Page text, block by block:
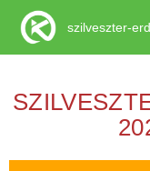
szilveszter-